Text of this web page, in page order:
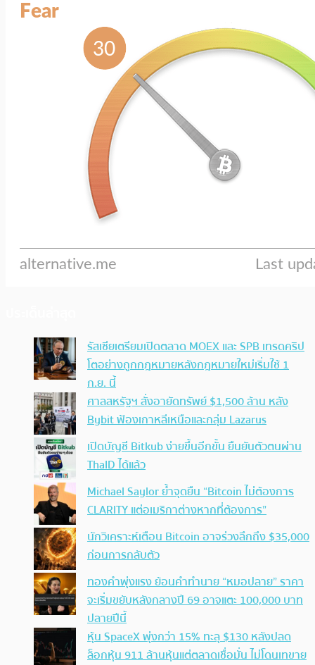
รัสเซียเตรียมเปิดตลาด MOEX และ SPB เทรดคริป
โตอย่างถูกกฎหมายหลังกฎหมายใหม่เริ่มใช้ 1
ก.ย. นี้
ศาลสหรัฐฯ สั่งอายัดทรัพย์ $1,500 ล้าน หลัง
Bybit ฟ้องเกาหลีเหนือและกลุ่ม Lazarus
เปิดบัญชี Bitkub ง่ายขึ้นอีกขั้น ยืนยันตัวตนผ่าน
ThaID ได้แล้ว
Michael Saylor ย้ำจุดยืน “Bitcoin ไม่ต้องการ
CLARITY แต่อเมริกาต่างหากที่ต้องการ”
นักวิเคราะห์เตือน Bitcoin อาจร่วงลึกถึง $35,000
ก่อนการกลับตัว
ทองคำพุ่งแรง ย้อนคำทำนาย “หมอปลาย” ราคา
จะเริ่มขยับหลังกลางปี 69 อาจแตะ 100,000 บาท
ปลายปีนี้
หุ้น SpaceX พุ่งกว่า 15% ทะลุ $130 หลังปลด
ล็อกหุ้น 911 ล้านหุ้นแต่ตลาดเชื่อมั่น ไม่โดนเทขาย